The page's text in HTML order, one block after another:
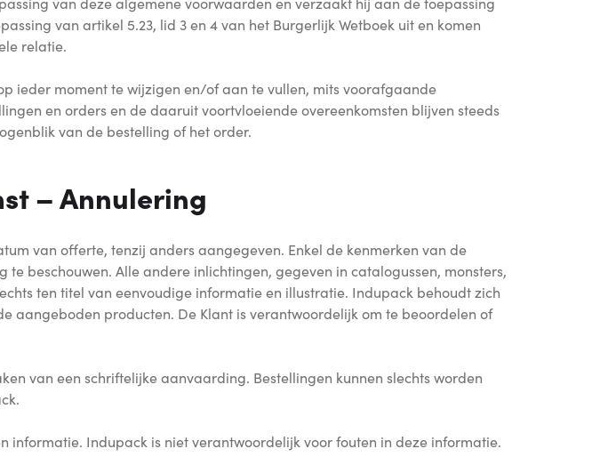
van artikel 5.23, lid 3 en 4 van het Burgerlijk Wetboek uit en komen
relatie.
ieder moment te wijzigen en/of aan te vullen, mits voorafgaande
en orders en de daaruit voortvloeiende overeenkomsten blijven steeds
van de bestelling of het order.
– Annulering
van offerte, tenzij anders aangegeven. Enkel de kenmerken van de
beschouwen. Alle andere inlichtingen, gegeven in catalogussen, monsters,
ten titel van eenvoudige informatie en illustratie. Indupack behoudt zich
aangeboden producten. De Klant is verantwoordelijk om te beoordelen of
van een schriftelijke aanvaarding. Bestellingen kunnen slechts worden
Indupack is niet verantwoordelijk voor fouten in deze informatie.